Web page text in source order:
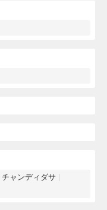
チャンディダサ